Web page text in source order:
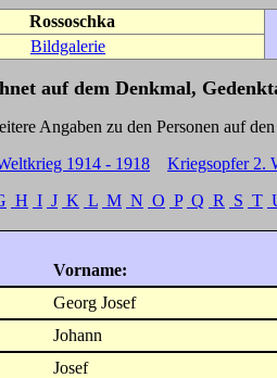
Rossoschka
Bildgalerie
auf dem Denkmal,
den Personen auf den
1914 - 1918
Kriegsopfer 2.
H I J K L M N O P Q R S T
Vorname:
Georg Josef
Johann
Josef